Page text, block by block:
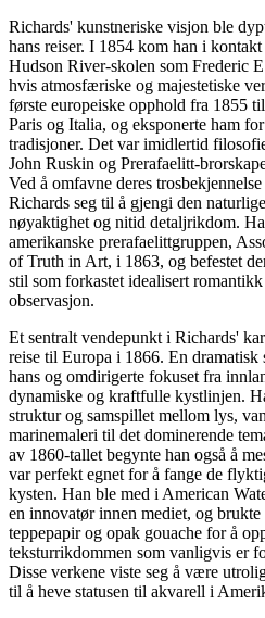
Richards' kunstneriske visjon ble
hans reiser. I 1854 kom han i
Hudson River-skolen som Frederic
hvis atmosfæriske og majestetiske
første europeiske opphold fra 1855
Paris og Italia, og eksponerte ham
tradisjoner. Det var imidlertid
John Ruskin og Prerafaelitt-
Ved å omfavne deres
Richards seg til å gjengi den
nøyaktighet og nitid detaljrikdom.
amerikanske prerafaelittgruppen,
of Truth in Art, i 1863, og befestet
stil som forkastet idealisert
observasjon.
Et sentralt vendepunkt i Richards'
reise til Europa i 1866. En dramatisk
hans og omdirigerte fokuset fra
dynamiske og kraftfulle kystlinjen.
struktur og samspillet mellom lys,
marinemaleri til det dominerende
av 1860-tallet begynte han også å
var perfekt egnet for å fange de
kysten. Han ble med i American
en innovatør innen mediet, og
teppepapir og opak gouache for å
teksturrikdommen som vanligvis er
Disse verkene viste seg å være
til å heve statusen til akvarell i